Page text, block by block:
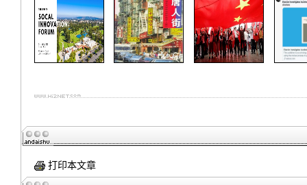
打印本文章